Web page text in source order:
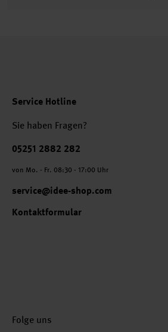
Service Hotline
Sie haben Fragen?
Telefonnummer
05251 2882 282
von Mo. - Fr. 08:30 - 17:00 Uhr
service@idee-shop.com
Kontaktformular
Folge uns